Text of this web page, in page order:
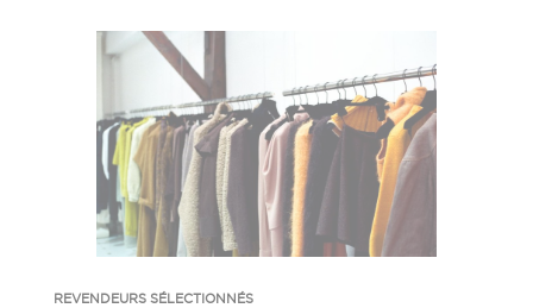
REVENDEURS SÉLECTIONNÉS